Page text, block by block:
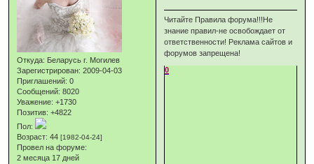
Откуда: Беларусь г. Могилев
Зарегистрирован: 2009-04-03
Приглашений: 0
Сообщений: 8020
Уважение: +1730
Позитив: +4822
Пол:
Возраст: 44[1982-04-24]
Провел на форуме:
2 месяца 17 дней
Читайте Правила форума!!!Не
знание правил-не освобождает от
ответственности! Реклама сайтов и
форумов запрещена!
0